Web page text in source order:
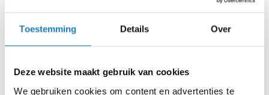
Toestemming Details Over
Deze website maakt gebruik van cookies
We gebruiken cookies om content en advertenties te
l
OP=OP OP=OP